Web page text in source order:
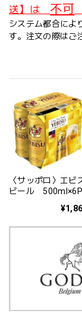
送】は 不可
システム都合によ
す。注文の際はご
〈サッポロ〉エビ
ビール 500ml×6P